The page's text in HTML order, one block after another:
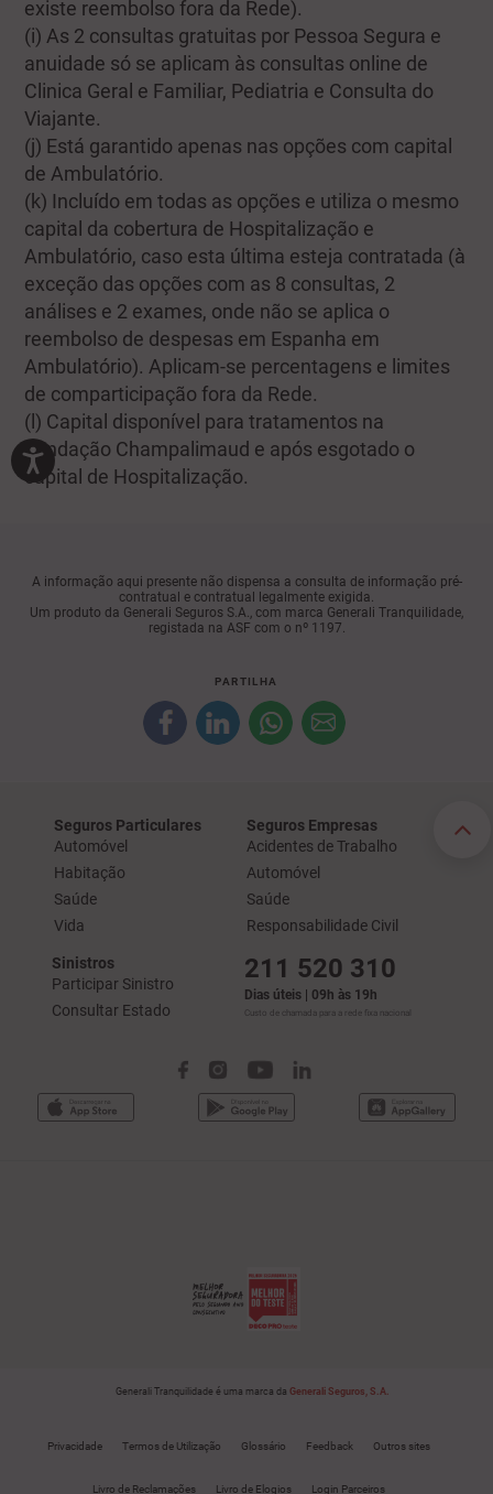
existe reembolso fora da Rede).
(i) As 2 consultas gratuitas por Pessoa Segura e
anuidade só se aplicam às consultas online de
Clinica Geral e Familiar, Pediatria e Consulta do
Viajante.
(j) Está garantido apenas nas opções com capital
de Ambulatório.
(k) Incluído em todas as opções e utiliza o mesmo
capital da cobertura de Hospitalização e
Ambulatório, caso esta última esteja contratada (à
exceção das opções com as 8 consultas, 2
análises e 2 exames, onde não se aplica o
reembolso de despesas em Espanha em
Ambulatório). Aplicam-se percentagens e limites
de comparticipação fora da Rede.
(l) Capital disponível para tratamentos na
Fundação Champalimaud e após esgotado o
capital de Hospitalização.
A informação aqui presente não dispensa a consulta de informação pré-
contratual e contratual legalmente exigida.
Um produto da Generali Seguros S.A., com marca Generali Tranquilidade,
registada na ASF com o nº 1197.
PARTILHA
Seguros Particulares
Automóvel
Habitação
Saúde
Vida
Seguros Empresas
Acidentes de Trabalho
Automóvel
Saúde
Responsabilidade Civil
Sinistros
Participar Sinistro
Consultar Estado
211 520 310
Dias úteis | 09h às 19h
Custo de chamada para a rede fixa nacional
Generali Tranquilidade é uma marca da Generali Seguros, S.A.
Privacidade Termos de Utilização Glossário Feedback Outros sites
Livro de Reclamações Livro de Elogios Login Parceiros